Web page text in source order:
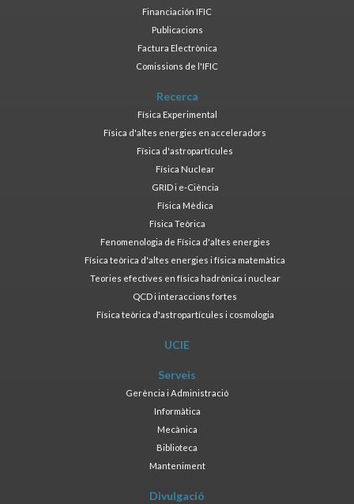
Financiación IFIC
Publicacions
Factura Electrònica
Comissions de l'IFIC
Recerca
Física Experimental
Física d'altes energies en acceleradors
Física d'astropartícules
Física Nuclear
GRID i e-Ciència
Física Mèdica
Física Teòrica
Fenomenologia de Física d'altes energies
Física teòrica d'altes energies i física matemàtica
Teories efectives en física hadrònica i nuclear
QCD i interaccions fortes
Física teòrica d'astropartícules i cosmologia
UCIE
Serveis
Gerència i Administració
Informàtica
Mecànica
Biblioteca
Manteniment
Divulgació